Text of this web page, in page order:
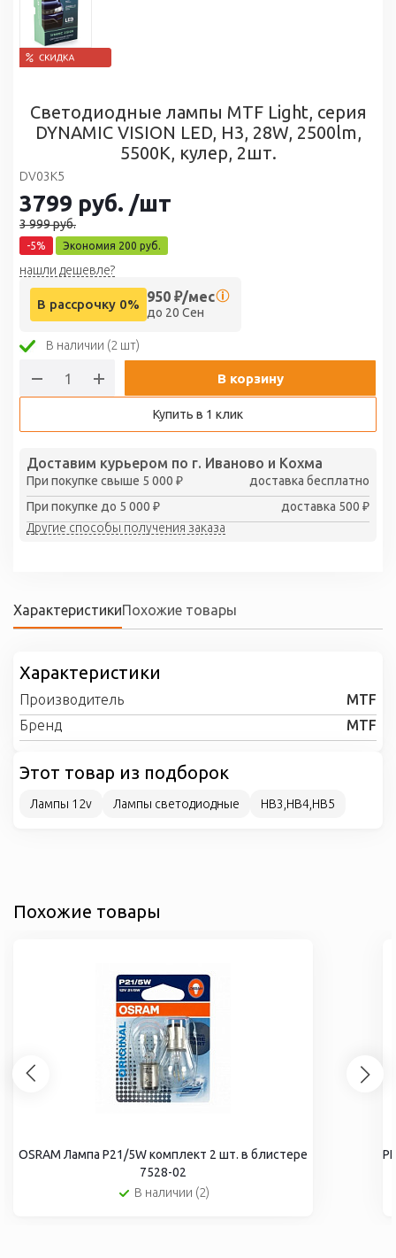
Светодиодные лампы MTF Light, серия
DYNAMIC VISION LED, H3, 28W, 2500lm,
5500K, кулер, 2шт.
DV03K5
3799 руб. /шт
3 999руб.
-5% Экономия 200 руб.
нашли дешевле?
В рассрочку 0% 950 ₽/мес
до 20 Сен
В наличии (2 шт)
В корзину
Купить в 1 клик
Доставим курьером по г. Иваново и Кохма
При покупке свыше 5 000 ₽
доставка бесплатно
При покупке до 5 000 ₽
доставка 500 ₽
Другие способы получения заказа
ХарактеристикиПохожие товары
Характеристики
Производитель
MTF
Бренд
MTF
Этот товар из подборок
Лампы 12v Лампы светодиодные HB3,HB4,HB5
Похожие товары
OSRAM Лампа P21/5W комплект 2 шт. в блистере
7528-02
В наличии (2)